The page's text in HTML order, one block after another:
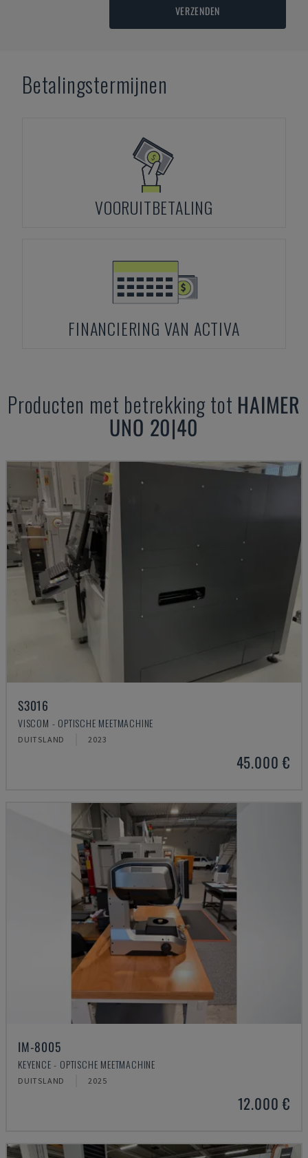
VERZENDEN
Betalingstermijnen
VOORUITBETALING
FINANCIERING VAN ACTIVA
Producten met betrekking tot HAIMER
UNO 20|40
S3016
VISCOM - OPTISCHE MEETMACHINE
DUITSLAND 2023
45.000 €
IM-8005
KEYENCE - OPTISCHE MEETMACHINE
DUITSLAND 2025
12.000 €